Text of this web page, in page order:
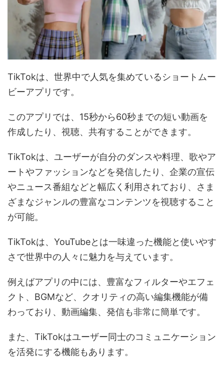
TikTokは、世界中で人気を集めているショートムー
ビーアプリです。
このアプリでは、15秒から60秒までの短い動画を
作成したり、視聴、共有することができます。
TikTokは、ユーザーが自分のダンスや料理、歌やア
ートやファッションなどを発信したり、企業の宣伝
やニュース番組などと幅広く利用されており、さま
ざまなジャンルの豊富なコンテンツを視聴すること
が可能。
TikTokは、YouTubeとは一味違った機能と使いやす
さで世界中の人々に魅力を与えています。
例えばアプリの中には、豊富なフィルターやエフェ
クト、BGMなど、クオリティの高い編集機能が備
わっており、動画編集、発信も非常に簡単です。
また、TikTokはユーザー同士のコミュニケーション
を活発にする機能もあります。